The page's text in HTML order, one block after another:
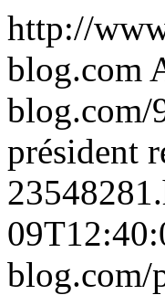
http://
blog.com
blog.com/
président
blog.com/